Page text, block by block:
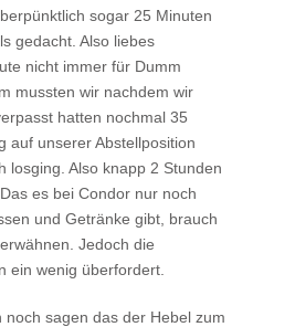
sogar 25 Minuten
gedacht. Also liebes
nicht immer für Dumm
mussten wir nachdem wir
hatten nochmal 35
auf unserer Abstellposition
losging. Also knapp 2 Stunden
es bei Condor nur noch
und Getränke gibt, brauch
Jedoch die
ein wenig überfordert.
noch sagen das der Hebel zum